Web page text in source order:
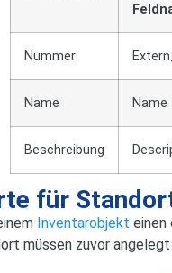
Nummer
Name Name
Beschreibung
für
Inventarobjekt einen
müssen zuvor